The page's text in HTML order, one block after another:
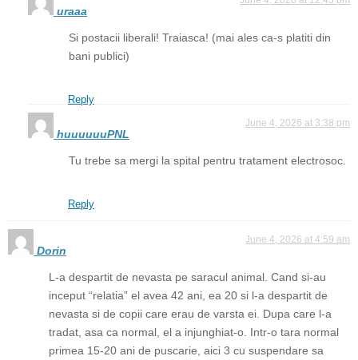
uraaa
Si postacii liberali! Traiasca! (mai ales ca-s platiti din
bani publici)
Reply
huuuuuuPNL
June 4, 2026 at 3:38 pm
Tu trebe sa mergi la spital pentru tratament electrosoc.
Reply
Dorin
June 4, 2026 at 4:59 am
L-a despartit de nevasta pe saracul animal. Cand si-au
inceput “relatia” el avea 42 ani, ea 20 si l-a despartit de
nevasta si de copii care erau de varsta ei. Dupa care l-a
tradat, asa ca normal, el a injunghiat-o. Intr-o tara normal
primea 15-20 ani de puscarie, aici 3 cu suspendare sa